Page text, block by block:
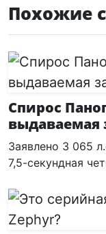
Похожие
Спирос
выдаваемая
Заявлено 3 065
7,5-секундная